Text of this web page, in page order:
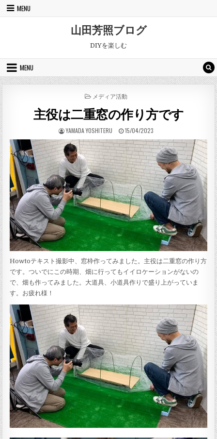
Skip to content
MENU
山田芳照ブログ
DIYを楽しむ
MENU
POSTED IN
メディア活動
主役は二重窓の作り方です
AUTHOR:
YAMADA YOSHITERU PUBLISHED DATE:
15/04/2023
Howtoテキスト撮影中、窓枠作ってみました。主役は二重窓の作り方
です。ついでにこの時期、畑に行ってもイイロケーションがないの
で、畑も作ってみました。大道具、小道具作りで盛り上がっていま
す。お疲れ様！